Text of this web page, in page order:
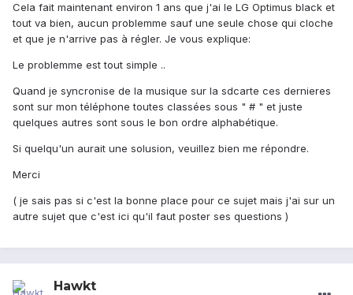
Cela fait maintenant environ 1 ans que j'ai le LG Optimus black et
tout va bien, aucun problemme sauf une seule chose qui cloche
et que je n'arrive pas à régler. Je vous explique:
Le problemme est tout simple ..
Quand je syncronise de la musique sur la sdcarte ces dernieres
sont sur mon téléphone toutes classées sous " # " et juste
quelques autres sont sous le bon ordre alphabétique.
Si quelqu'un aurait une solusion, veuillez bien me répondre.
Merci
( je sais pas si c'est la bonne place pour ce sujet mais j'ai sur un
autre sujet que c'est ici qu'il faut poster ses questions )
Hawkt